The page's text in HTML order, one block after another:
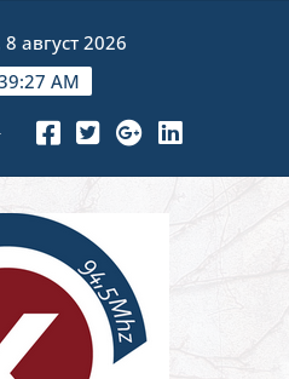
8 август 2026
AM